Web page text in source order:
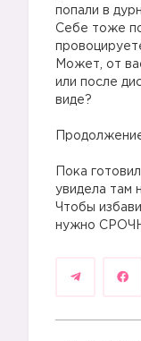
попали в
Себе тоже
Может, от
или после
виде?
Пока
увидела там
Чтобы
нужно